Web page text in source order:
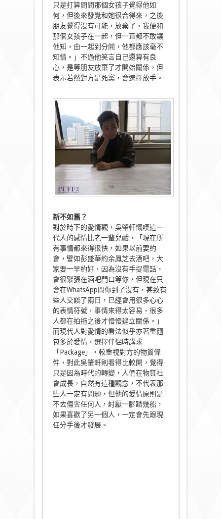
只是打算問問那個女孩子覺得他如
何，但後來發覺和她很合得來，之後
朋友覺得沒有可能，放棄了，我便和
那個女孩子在一起，但一直都不敢讓
他知，由一起到分開，他都應該毫不
知情。」不過他笑言自己還算有良
心，是等朋友放棄了才開始關係，但
表示若然對方是死黨，會選擇放手。
新不如舊？
對於時下的愛情觀，吳肇軒慨嘆這一
代人的感情比老一輩兒戲，「現在所
有事情都來得很快，如果以前要約
會，譬如彭盛華約余鳳芝去酒吧，大
家要一早約好，因為沒有手提電話，
會很緊張在酒吧門口等你，但現在只
會在WhatsApp問你到了沒有，甚致有
些人交談了兩日，已經會用很多心心
的表情符號，事情來得太容易，很多
人都在拍拖之後才慢慢建立關係。」
而現代人對愛情的看法似乎亦著重麵
包多於愛情，選擇伴侶時講求
「Package」，較重視對方的物質條
件，對此吳肇軒則看得比較開，覺得
只是因為時代的轉變，人們在物質社
會成長，自然有這種觀念，不代表那
些人一定有問題，但他的愛情原則是
不去傷害任何人，討厭一腳踏幾船，
如果喜歡了另一個人，一定會先跟現
任分手後才發展。